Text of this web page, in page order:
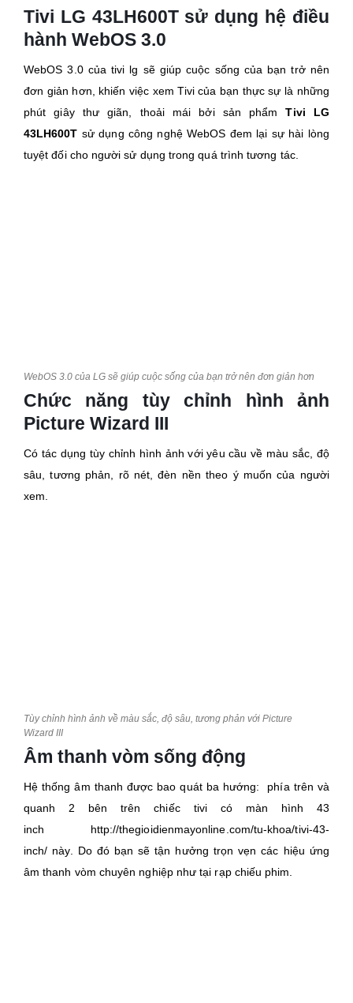
Tivi LG 43LH600T sử dụng hệ điều
hành WebOS 3.0
WebOS 3.0 của tivi lg sẽ giúp cuộc sống của bạn trở nên
đơn giản hơn, khiến việc xem Tivi của bạn thực sự là những
phút giây thư giãn, thoải mái bởi sản phẩmTivi LG
43LH600T sử dụng công nghệ WebOS đem lại sự hài lòng
tuyệt đối cho người sử dụng trong quá trình tương tác.
WebOS 3.0 của LG sẽ giúp cuộc sống của bạn trở nên đơn giản hơn
Chức năng tùy chỉnh hình ảnh
Picture Wizard III
Có tác dụng tùy chỉnh hình ảnh với yêu cầu về màu sắc, độ
sâu, tương phản, rõ nét, đèn nền theo ý muốn của người
xem.
Tùy chỉnh hình ảnh về màu sắc, độ sâu, tương phản với Picture
Wizard III
Âm thanh vòm sống động
Hệ thống âm thanh được bao quát ba hướng: phía trên và
quanh 2 bên trên chiếc tivi có màn hình 43
inch http://thegioidienmayonline.com/tu-khoa/tivi-43-
inch/ này. Do đó bạn sẽ tận hưởng trọn vẹn các hiệu ứng
âm thanh vòm chuyên nghiệp như tại rạp chiếu phim.